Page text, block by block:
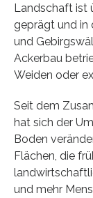
Landschaft ist
geprägt und in
und
Ackerbau
Weiden oder
Seit dem
hat sich der
Boden
Flächen, die
und mehr